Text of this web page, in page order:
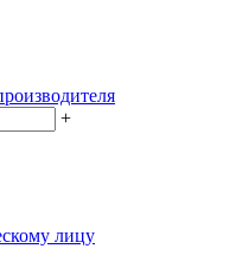
+
лицу